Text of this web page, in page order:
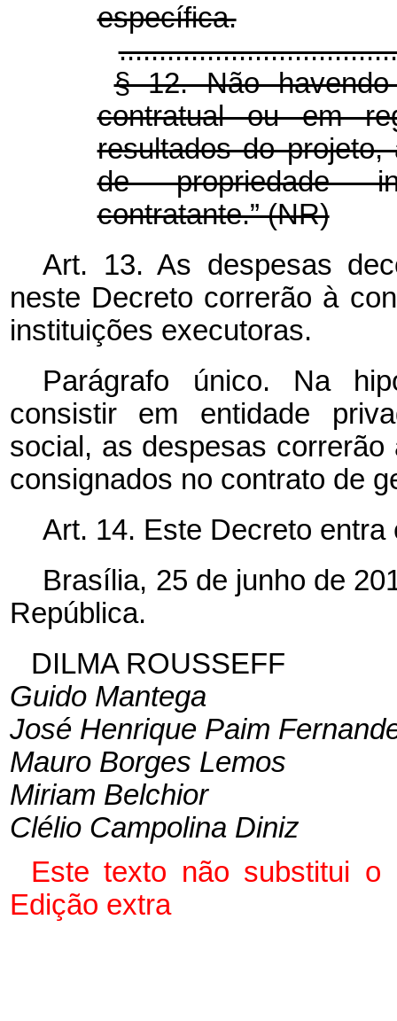
específica.
§ 12. Não havendo
contratual ou em
resultados do
de propriedade
contratante.” (NR)
Art. 13. As despesas
neste Decreto correrão à
instituições executoras.
Parágrafo único. Na
consistir em entidade
social, as despesas
consignados no contrato de
Art. 14. Este Decreto
Brasília, 25 de junho de
República.
DILMA ROUSSEFF
Guido Mantega
José Henrique Paim
Mauro Borges Lemos
Miriam Belchior
Clélio Campolina Diniz
Estetexto não substitui
Edição extra